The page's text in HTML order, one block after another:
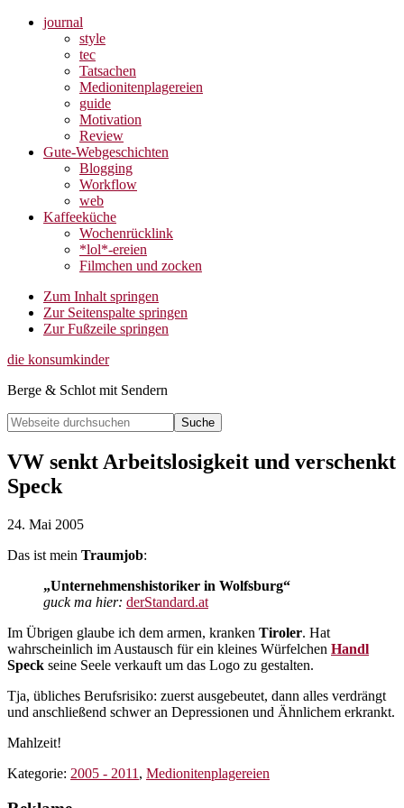
journal
style
tec
Tatsachen
Medionitenplagereien
guide
Motivation
Review
Gute-Webgeschichten
Blogging
Workflow
web
Kaffeeküche
Wochenrücklink
*lol*-ereien
Filmchen und zocken
Zum Inhalt springen
Zur Seitenspalte springen
Zur Fußzeile springen
die konsumkinder
Berge & Schlot mit Sendern
Webseite
durchsuchen
Search
VW senkt Arbeitslosigkeit und verschenkt
Speck
24. Mai 2005
Das ist mein Traumjob:
„Unternehmenshistoriker in Wolfsburg“
guck ma hier: derStandard.at
Im Übrigen glaube ich dem armen, kranken Tiroler. Hat
wahrscheinlich im Austausch für ein kleines Würfelchen Handl
Speck seine Seele verkauft um das Logo zu gestalten.
Tja, übliches Berufsrisiko: zuerst ausgebeutet, dann alles verdrängt
und anschließend schwer an Depressionen und Ähnlichem erkrankt.
Mahlzeit!
Kategorie: 2005 - 2011 , Medionitenplagereien